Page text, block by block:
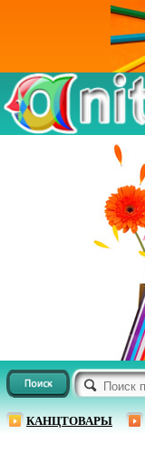
КАНЦТОВАРЫ